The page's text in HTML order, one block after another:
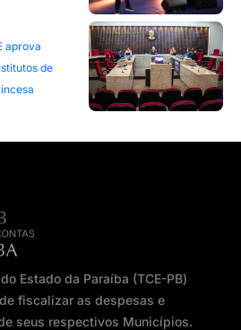
aprova
de
Estado da Paraíba (TCE-PB)
fiscalizar as despesas e
seus respectivos Municípios.